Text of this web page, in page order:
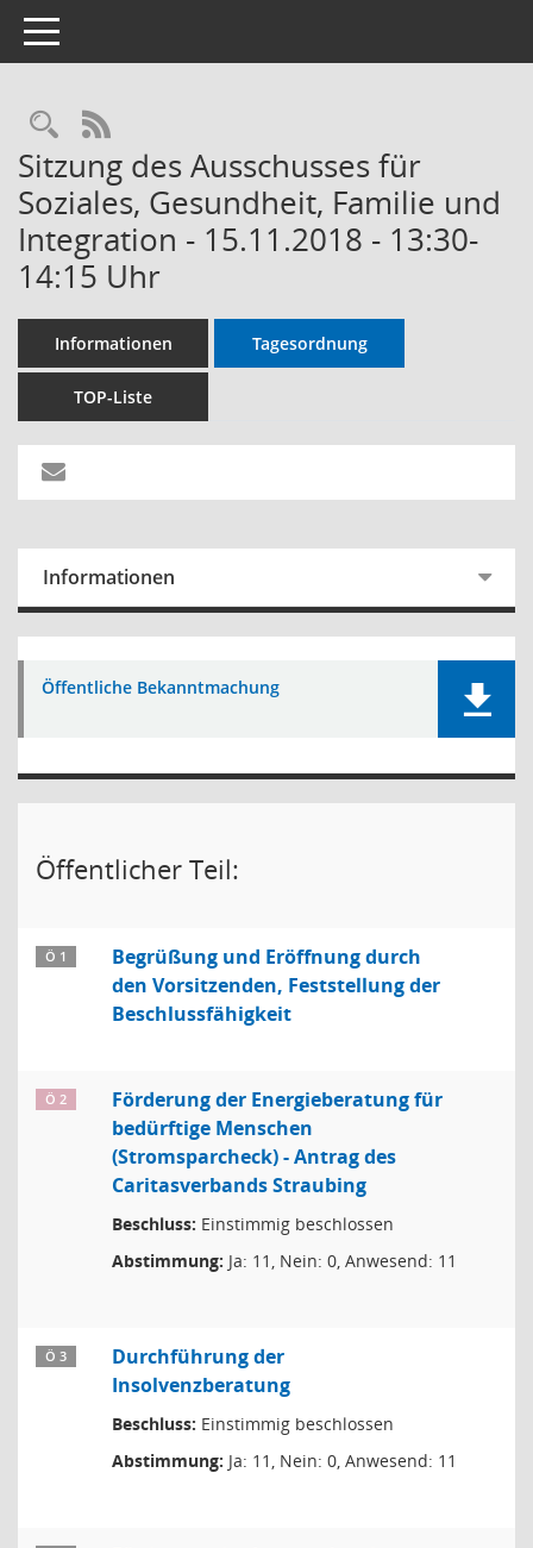
Toggle navigation
RSS-Feed
Sitzung des Ausschusses für
Soziales, Gesundheit, Familie und
Integration - 15.11.2018 - 13:30-
14:15 Uhr
Informationen Tagesordnung
TOP-Liste
Informationen
Öffentliche Bekanntmachung
Öffentlicher Teil:
Ö 1
Begrüßung und Eröffnung durch
den Vorsitzenden, Feststellung der
Beschlussfähigkeit
Ö 2
Förderung der Energieberatung für
bedürftige Menschen
(Stromsparcheck) - Antrag des
Caritasverbands Straubing
Beschluss: Einstimmig beschlossen
Abstimmung: Ja: 11, Nein: 0, Anwesend: 11
Ö 3
Durchführung der
Insolvenzberatung
Beschluss: Einstimmig beschlossen
Abstimmung: Ja: 11, Nein: 0, Anwesend: 11